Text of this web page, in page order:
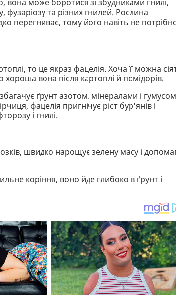
вона може боротися зі збудниками гнилі,
та різних гнилей. Рослина
перегниває, тому його навіть не
то це якраз фацелія. Хоча її можна
хороша вона після картоплі й помідорів.
ґрунт азотом, мінералами і
фацелія пригнічує ріст бур'янів і
і гнилі.
швидко нарощує зелену масу і
коріння, воно йде глибоко в ґрунт і